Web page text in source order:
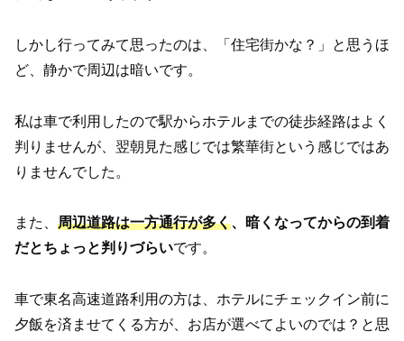
しかし行ってみて思ったのは、「住宅街かな？」と思うほ
ど、静かで周辺は暗いです。
私は車で利用したので駅からホテルまでの徒歩経路はよく
判りませんが、翌朝見た感じでは繁華街という感じではあ
りませんでした。
また、 周辺道路は一方通行が多く、暗くなってからの到着
だとちょっと判りづらいです。
車で東名高速道路利用の方は、ホテルにチェックイン前に
夕飯を済ませてくる方が、お店が選べてよいのでは？と思